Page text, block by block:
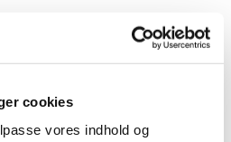
cookies
vores indhold og
meget velkommen til at